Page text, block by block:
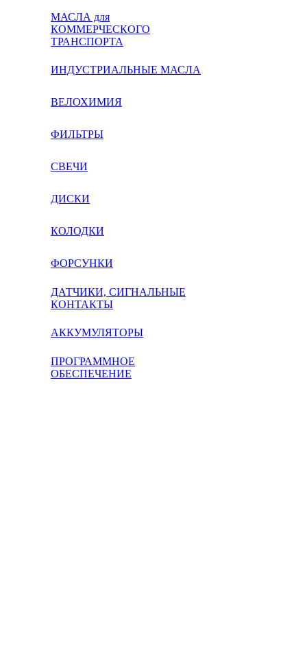
МАСЛА для
КОММЕРЧЕСКОГО
ТРАНСПОРТА
ИНДУСТРИАЛЬНЫЕ МАСЛА
ВЕЛОХИМИЯ
ФИЛЬТРЫ
СВЕЧИ
ДИСКИ
КОЛОДКИ
ФОРСУНКИ
ДАТЧИКИ, СИГНАЛЬНЫЕ
КОНТАКТЫ
АККУМУЛЯТОРЫ
ПРОГРАММНОЕ
ОБЕСПЕЧЕНИЕ